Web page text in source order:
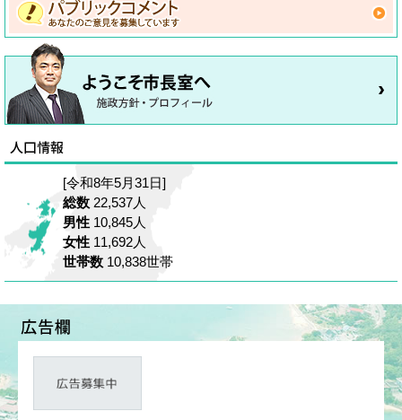
[令和8年5月31日]
総数 22,537人
男性 10,845人
女性 11,692人
世帯数 10,838世帯